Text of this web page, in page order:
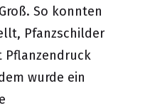
So konnten
Pfanzschilder
Pflanzendruck
wurde ein